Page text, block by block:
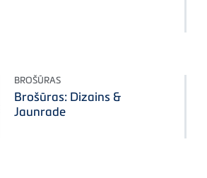
BROŠŪRAS
Brošūras: Dizains &
Jaunrade